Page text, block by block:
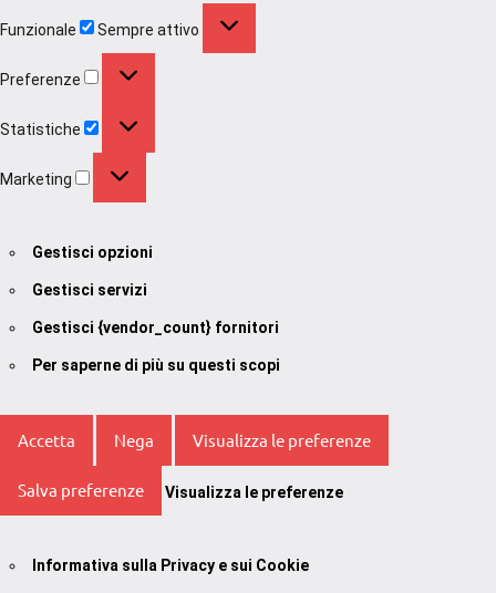
Funzionale Sempre attivo
Preferenze
Statistiche
Marketing
Gestisci opzioni
Gestisci servizi
Gestisci {vendor_count} fornitori
Per saperne di più su questi scopi
Accetta Nega Visualizza le preferenze
Salva preferenze Visualizza le preferenze
Informativa sulla Privacy e sui Cookie